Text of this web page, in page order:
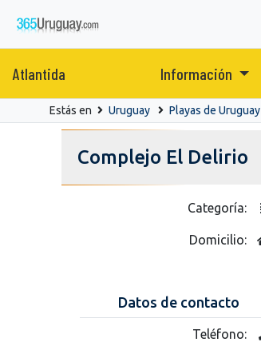
Atlantida Información
Estás en Uruguay Playas de Uruguay
Complejo El Delirio
Categoría:
Domicilio:
Datos de contacto
Teléfono: